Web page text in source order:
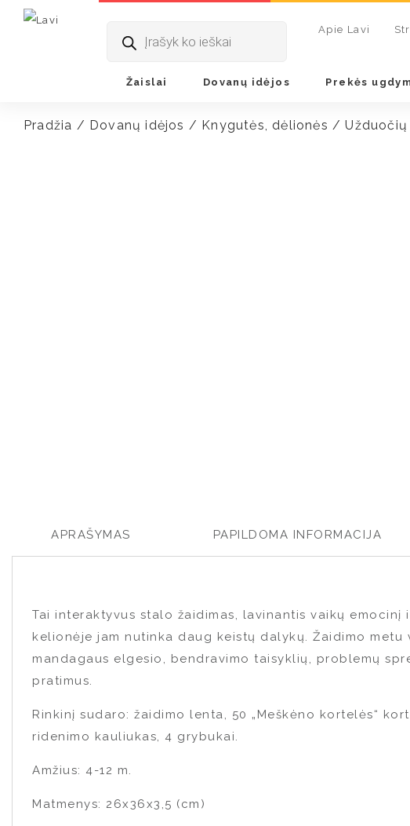
search
Apie Lavi
Žaislai Dovanų idėjos Prekės
Pradžia / Dovanų idėjos / Knygutės, dėlionės /
APRAŠYMAS PAPILDOMA INFORMACIJA
Tai interaktyvus stalo žaidimas, lavinantis vaikų
kelionėje jam nutinka daug keistų dalykų. Žaidimo
mandagaus elgesio, bendravimo taisyklių, problemų
pratimus.
Rinkinį sudaro: žaidimo lenta, 50 „Meškėno kortelės“
ridenimo kauliukas, 4 grybukai.
Amžius: 4-12 m.
Matmenys: 26x36x3,5 (cm)